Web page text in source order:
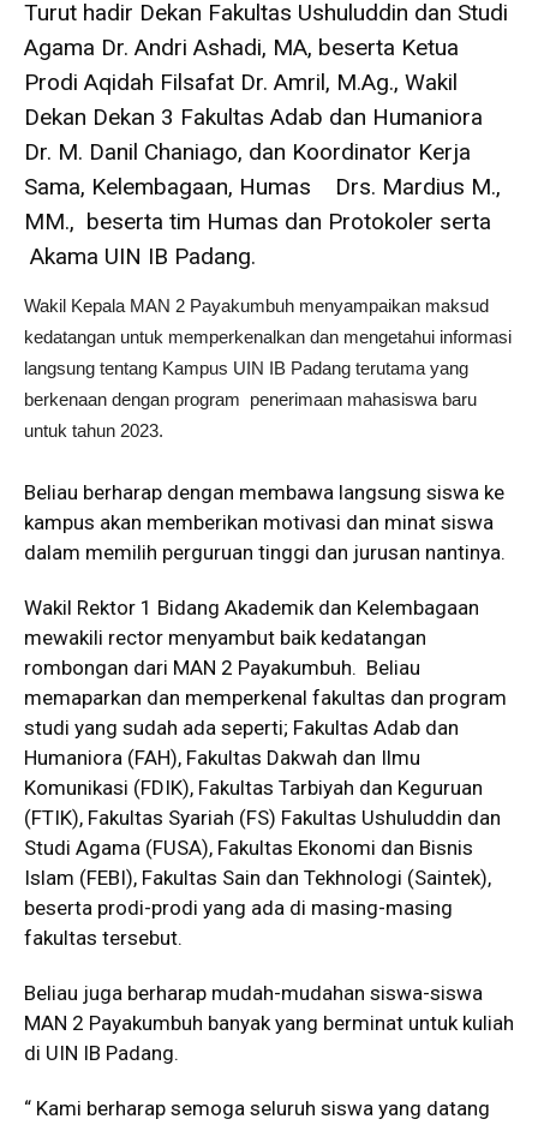
Turut hadir Dekan Fakultas Ushuluddin dan Studi
Agama Dr. Andri Ashadi, MA, beserta Ketua
Prodi Aqidah Filsafat Dr. Amril, M.Ag., Wakil
Dekan Dekan 3 Fakultas Adab dan Humaniora
Dr. M. Danil Chaniago, dan Koordinator Kerja
Sama, Kelembagaan, Humas Drs. Mardius M.,
MM., beserta tim Humas dan Protokoler serta
Akama UIN IB Padang.
Wakil Kepala MAN 2 Payakumbuh menyampaikan maksud
kedatangan untuk memperkenalkan dan mengetahui informasi
langsung tentang Kampus UIN IB Padang terutama yang
berkenaan dengan program penerimaan mahasiswa baru
untuk tahun 2023.
Beliau berharap dengan membawa langsung siswa ke
kampus akan memberikan motivasi dan minat siswa
dalam memilih perguruan tinggi dan jurusan nantinya.
Wakil Rektor 1 Bidang Akademik dan Kelembagaan
mewakili rector menyambut baik kedatangan
rombongan dari MAN 2 Payakumbuh. Beliau
memaparkan dan memperkenal fakultas dan program
studi yang sudah ada seperti; Fakultas Adab dan
Humaniora (FAH), Fakultas Dakwah dan Ilmu
Komunikasi (FDIK), Fakultas Tarbiyah dan Keguruan
(FTIK), Fakultas Syariah (FS) Fakultas Ushuluddin dan
Studi Agama (FUSA), Fakultas Ekonomi dan Bisnis
Islam (FEBI), Fakultas Sain dan Tekhnologi (Saintek),
beserta prodi-prodi yang ada di masing-masing
fakultas tersebut.
Beliau juga berharap mudah-mudahan siswa-siswa
MAN 2 Payakumbuh banyak yang berminat untuk kuliah
di UIN IB Padang.
“ Kami berharap semoga seluruh siswa yang datang